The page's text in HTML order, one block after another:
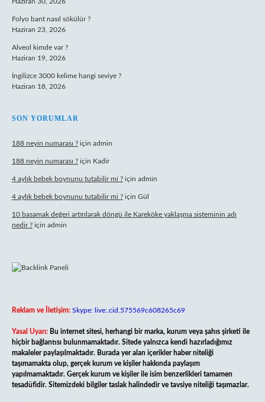
Folyo bant nasıl sökülür ?
Haziran 23, 2026
Alveol kimde var ?
Haziran 19, 2026
İngilizce 3000 kelime hangi seviye ?
Haziran 18, 2026
SON YORUMLAR
188 neyin numarası ? için admin
188 neyin numarası ? için Kadir
4 aylık bebek boynunu tutabilir mi ? için admin
4 aylık bebek boynunu tutabilir mi ? için Gül
10 basamak değeri artırılarak döngü ile Kareköke yaklaşma sisteminin adı
nedir ? için admin
Reklam ve İletişim: Skype: live:.cid.575569c608265c69
Yasal Uyarı: Bu internet sitesi, herhangi bir marka, kurum veya şahıs şirketi ile
hiçbir bağlantısı bulunmamaktadır. Sitede yalnızca kendi hazırladığımız
makaleler paylaşılmaktadır. Burada yer alan içerikler haber niteliği
taşımamakta olup, gerçek kurum ve kişiler hakkında paylaşım
yapılmamaktadır. Gerçek kurum ve kişiler ile isim benzerlikleri tamamen
tesadüfidir. Sitemizdeki bilgiler taslak halindedir ve tavsiye niteliği taşımazlar.